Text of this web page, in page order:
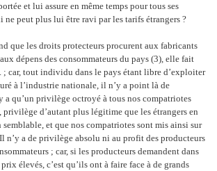
et lui assure en même temps pour tous ses
ne peut plus lui être ravi par les tarifs étrangers ?
que les droits protecteurs procurent aux fabricants
dépens des consommateurs du pays (3), elle fait
; car, tout individu dans le pays étant libre d’exploiter
à l’industrie nationale, il n’y a point là de
a qu’un privilège octroyé à tous nos compatriotes
privilège d’autant plus légitime que les étrangers en
semblable, et que nos compatriotes sont mis ainsi sur
n’y a de privilège absolu ni au profit des producteurs
; car, si les producteurs demandent dans
élevés, c’est qu’ils ont à faire face à de grands